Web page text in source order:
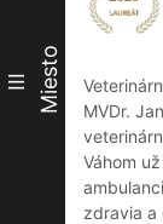
III Miesto
MVDr.
Váhom
zdravia a